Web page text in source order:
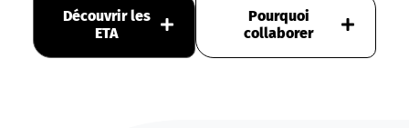
Découvrir les
ETA
Pourquoi
collaborer